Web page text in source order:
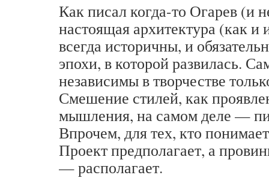
Как писал когда-то Огарев (и
настоящая архитектура (как и
всегда историчны, и
эпохи, в которой развилась.
независимы в творчестве
Смешение стилей, как
мышления, на самом деле —
Впрочем, для тех, кто
Проект предполагает, а
— располагает.